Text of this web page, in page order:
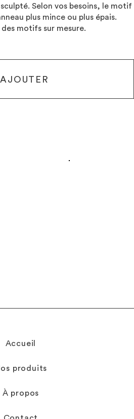
Selon vos besoins, le motif
plus mince ou plus épais.
motifs sur mesure.
AJOUTER
Accueil
produits
À propos